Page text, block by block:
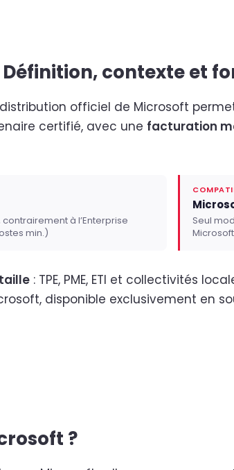
Définition, contexte et
officiel de Microsoft
certifié, avec une facturation
à l’Enterprise
min.)
Seul
: TPE, PME, ETI et collectivités
disponible exclusivement en
?